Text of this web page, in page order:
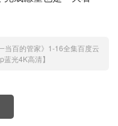
当百的管家》1-16全集百度云
光4K高清】